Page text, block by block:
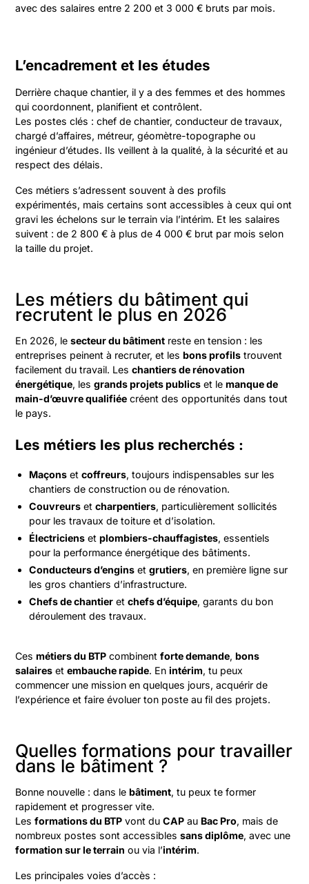
avec des salaires entre 2 200 et 3 000 € bruts par mois.
L’encadrement et les études
Derrière chaque chantier, il y a des femmes et des hommes
qui coordonnent, planifient et contrôlent.
Les postes clés : chef de chantier, conducteur de travaux,
chargé d’affaires, métreur, géomètre-topographe ou
ingénieur d’études. Ils veillent à la qualité, à la sécurité et au
respect des délais.
Ces métiers s’adressent souvent à des profils
expérimentés, mais certains sont accessibles à ceux qui ont
gravi les échelons sur le terrain via l’intérim. Et les salaires
suivent : de 2 800 € à plus de 4 000 € brut par mois selon
la taille du projet.
Les métiers du bâtiment qui
recrutent le plus en 2026
En 2026, lesecteur du bâtiment reste en tension : les
entreprises peinent à recruter, et lesbons profils trouvent
facilement du travail. Leschantiers de rénovation
énergétique, lesgrands projets publics et lemanque de
main-d’œuvre qualifiée créent des opportunités dans tout
le pays.
Les métiers les plus recherchés :
Maçons etcoffreurs, toujours indispensables sur les
chantiers de construction ou de rénovation.
Couvreurs etcharpentiers, particulièrement sollicités
pour les travaux de toiture et d’isolation.
Électriciens etplombiers-chauffagistes, essentiels
pour la performance énergétique des bâtiments.
Conducteurs d’engins etgrutiers, en première ligne sur
les gros chantiers d’infrastructure.
Chefs de chantier etchefs d’équipe, garants du bon
déroulement des travaux.
Cesmétiers du BTP combinentforte demande,bons
salaires etembauche rapide. Enintérim, tu peux
commencer une mission en quelques jours, acquérir de
l’expérience et faire évoluer ton poste au fil des projets.
Quelles formations pour travailler
dans le bâtiment ?
Bonne nouvelle : dans lebâtiment, tu peux te former
rapidement et progresser vite.
Lesformations du BTP vont duCAP au Bac Pro, mais de
nombreux postes sont accessiblessans diplôme, avec une
formation sur le terrain ou via l’intérim.
Les principales voies d’accès :